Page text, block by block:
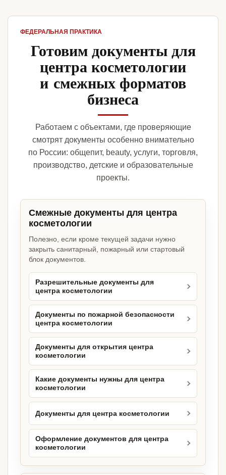
ФЕДЕРАЛЬНАЯ ПРАКТИКА
Готовим документы для
центра косметологии
и смежных форматов
бизнеса
Работаем с объектами, где проверяющие
смотрят документы особенно внимательно
по России: общепит, beauty, услуги, торговля,
производство, детские и образовательные
проекты.
Смежные документы для центра
косметологии
Полезно, если кроме текущей задачи нужно
закрыть санитарный, пожарный или стартовый
блок документов.
Разрешительные документы для
центра косметологии
Документы по пожарной безопасности
центра косметологии
Документы для открытия центра
косметологии
Какие документы нужны для центра
косметологии
Документы для центра косметологии
Оформление документов для центра
косметологии